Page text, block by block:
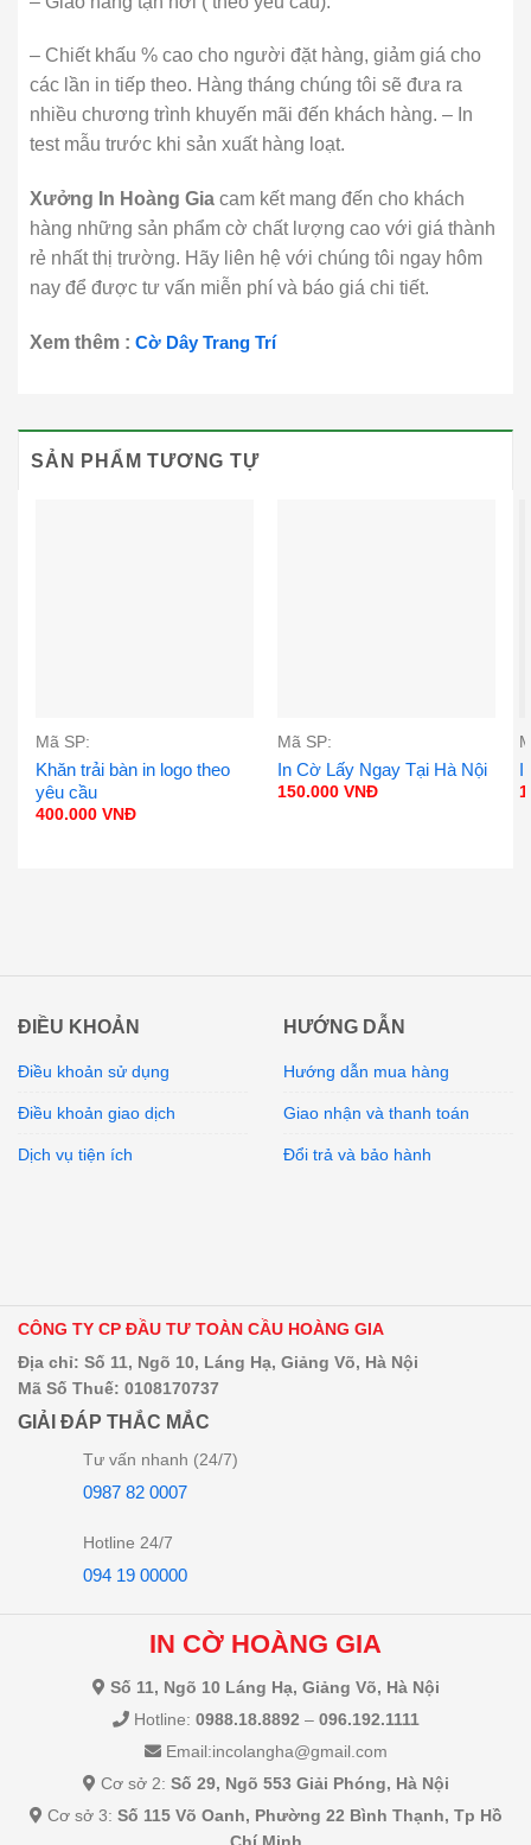
– Chiết khấu % cao cho người đặt hàng, giảm giá cho
các lần in tiếp theo. Hàng tháng chúng tôi sẽ đưa ra
nhiều chương trình khuyến mãi đến khách hàng. – In
test mẫu trước khi sản xuất hàng loạt.
Xưởng In Hoàng Gia cam kết mang đến cho khách
hàng những sản phẩm cờ chất lượng cao với giá thành
rẻ nhất thị trường. Hãy liên hệ với chúng tôi ngay hôm
nay để được tư vấn miễn phí và báo giá chi tiết.
Xem thêm : Cờ Dây Trang Trí
SẢN PHẨM TƯƠNG TỰ
Mã SP:
Khăn trải bàn in logo theo
yêu cầu
400.000 VNĐ
Mã SP:
In Cờ Lấy Ngay Tại Hà Nội
150.000 VNĐ
ĐIỀU KHOẢN
Điều khoản sử dụng
Điều khoản giao dịch
Dịch vụ tiện ích
HƯỚNG DẪN
Hướng dẫn mua hàng
Giao nhận và thanh toán
Đổi trả và bảo hành
CÔNG TY CP ĐẦU TƯ TOÀN CẦU HOÀNG GIA
Địa chỉ: Số 11, Ngõ 10, Láng Hạ, Giảng Võ, Hà Nội
Mã Số Thuế: 0108170737
GIẢI ĐÁP THẮC MẮC
Tư vấn nhanh (24/7)
0987 82 0007
Hotline 24/7
094 19 00000
IN CỜ HOÀNG GIA
Số 11, Ngõ 10 Láng Hạ, Giảng Võ, Hà Nội
Hotline: 0988.18.8892 – 096.192.1111
Email:incolangha@gmail.com
Cơ sở 2: Số 29, Ngõ 553 Giải Phóng, Hà Nội
Cơ sở 3: Số 115 Võ Oanh, Phường 22 Bình Thạnh, Tp Hồ